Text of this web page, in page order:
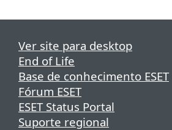
Ver site para desktop
End of Life
Base de conhecimento ESET
Fórum ESET
ESET Status Portal
Suporte regional